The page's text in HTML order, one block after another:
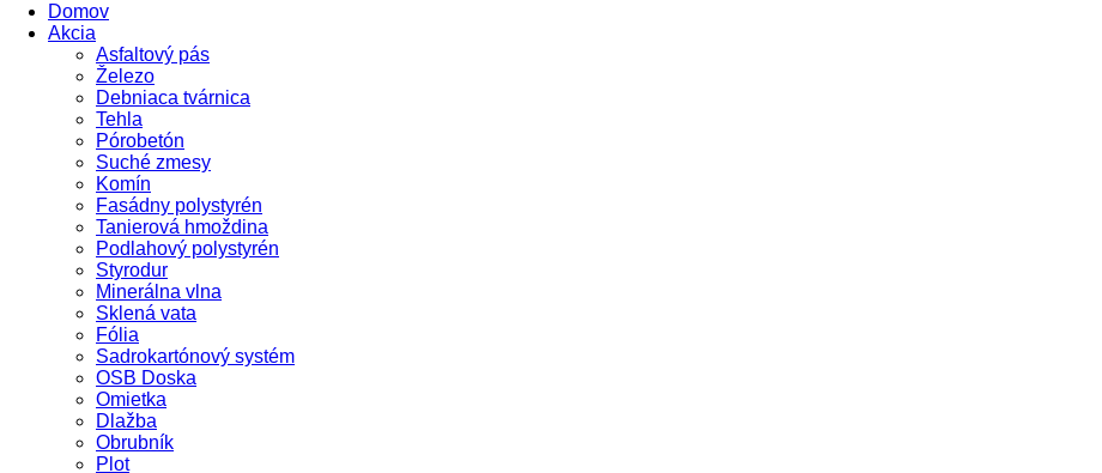
Domov
Akcia
Asfaltový pás
Železo
Debniaca tvárnica
Tehla
Pórobetón
Suché zmesy
Komín
Fasádny polystyrén
Tanierová hmoždina
Podlahový polystyrén
Styrodur
Minerálna vlna
Sklená vata
Fólia
Sadrokartónový systém
OSB Doska
Omietka
Dlažba
Obrubník
Plot